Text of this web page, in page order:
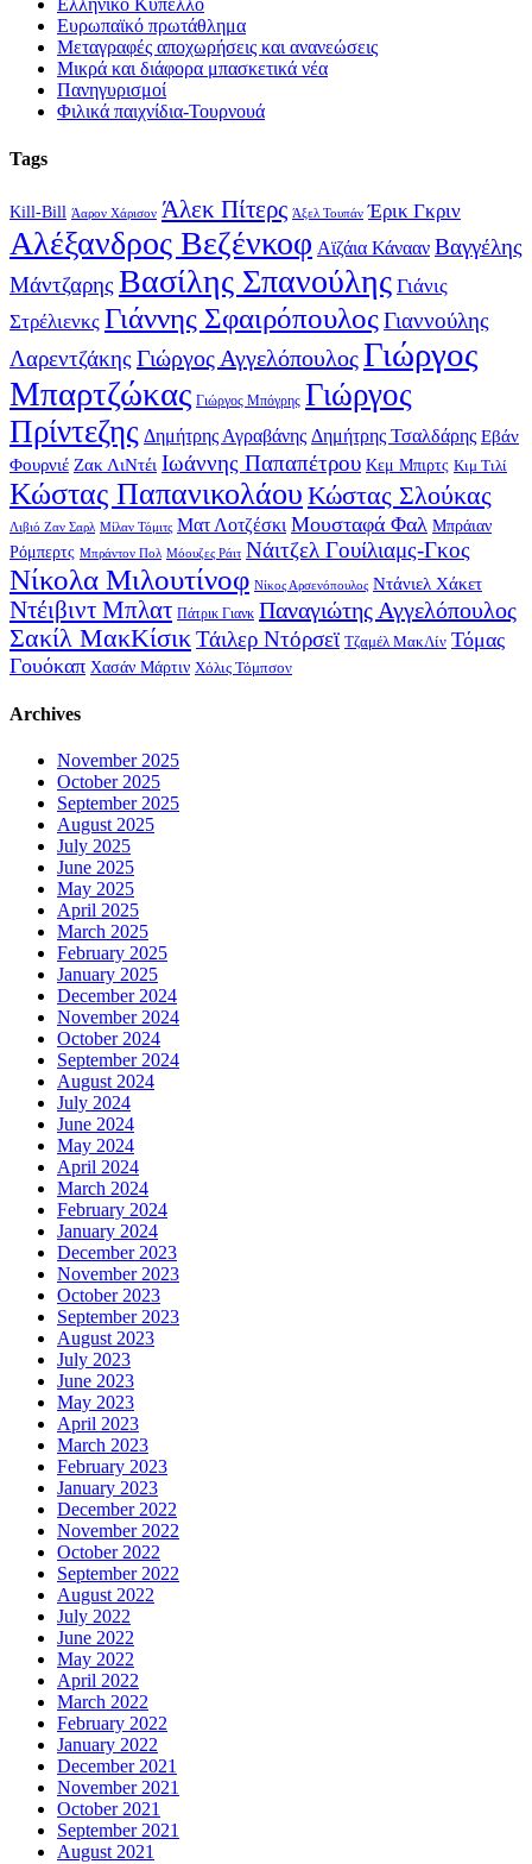
Ελληνικό Κύπελλο
Ευρωπαϊκό πρωτάθλημα
Μεταγραφές αποχωρήσεις και ανανεώσεις
Μικρά και διάφορα μπασκετικά νέα
Πανηγυρισμοί
Φιλικά παιχνίδια-Τουρνουά
Tags
Kill-Bill Άαρον Χάρισον Άλεκ Πίτερς Άξελ Τουπάν Έρικ Γκριν
Αλέξανδρος Βεζένκοφ Αϊζάια Κάνααν Βαγγέλης
Μάντζαρης Βασίλης Σπανούλης Γιάνις
Στρέλιενκς Γιάννης ΣφαιρόπουλοςΓιαννούλης
Λαρεντζάκης Γιώργος ΑγγελόπουλοςΓιώργος
Μπαρτζώκας Γιώργος Μπόγρης Γιώργος
Πρίντεζης Δημήτρης Αγραβάνης Δημήτρης Τσαλδάρης Εβάν
Φουρνιέ Ζακ ΛιΝτέι Ιωάννης Παπαπέτρου Κεμ Μπιρτς Κιμ Τιλί
Κώστας Παπανικολάου Κώστας Σλούκας
Λιβιό Ζαν Σαρλ Μίλαν Τόμιτς Ματ Λοτζέσκι Μουσταφά Φαλ Μπράιαν
Ρόμπερτς Μπράντον Πολ Μόουζες Ράιτ Νάιτζελ Γουίλιαμς-Γκος
Νίκολα Μιλουτίνοφ Νίκος Αρσενόπουλος Ντάνιελ Χάκετ
Ντέιβιντ Μπλατ Πάτρικ Γιανκ Παναγιώτης Αγγελόπουλος
Σακίλ ΜακΚίσικΤάιλερ Ντόρσεϊ Τζαμέλ ΜακΛίν Τόμας
Γουόκαπ Χασάν Μάρτιν Χόλις Τόμπσον
Archives
November 2025
October 2025
September 2025
August 2025
July 2025
June 2025
May 2025
April 2025
March 2025
February 2025
January 2025
December 2024
November 2024
October 2024
September 2024
August 2024
July 2024
June 2024
May 2024
April 2024
March 2024
February 2024
January 2024
December 2023
November 2023
October 2023
September 2023
August 2023
July 2023
June 2023
May 2023
April 2023
March 2023
February 2023
January 2023
December 2022
November 2022
October 2022
September 2022
August 2022
July 2022
June 2022
May 2022
April 2022
March 2022
February 2022
January 2022
December 2021
November 2021
October 2021
September 2021
August 2021